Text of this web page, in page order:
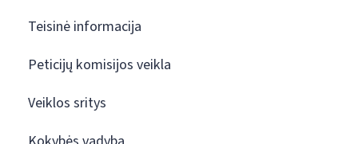
Teisinė informacija
Peticijų komisijos veikla
Veiklos sritys